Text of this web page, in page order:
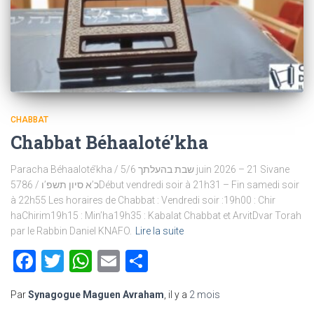
CHABBAT
Chabbat Béhaaloté’kha
Paracha Béhaaloté’kha / שבת בהעלתך 5/6 juin 2026 – 21 Sivane
5786 / כ’א סיון תשפ’וDébut vendredi soir à 21h31 – Fin samedi soir
à 22h55 Les horaires de Chabbat : Vendredi soir :19h00 : Chir
haChirim19h15 : Min’ha19h35 : Kabalat Chabbat et ArvitDvar Torah
par le Rabbin Daniel KNAFO. Lire la suite
Facebook
Twitter
WhatsApp
Email
ParSynagogue Maguen Avraham , il y a 2 mois